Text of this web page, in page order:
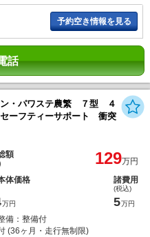
予約空き情報を見る
話
・パワステ農繁 ７型 ４
ーフティーサポート 衝突
額 129万円
体価格
万円
諸費用
(税込)
5万円
備：整備付
(36ヶ月・走行無制限)